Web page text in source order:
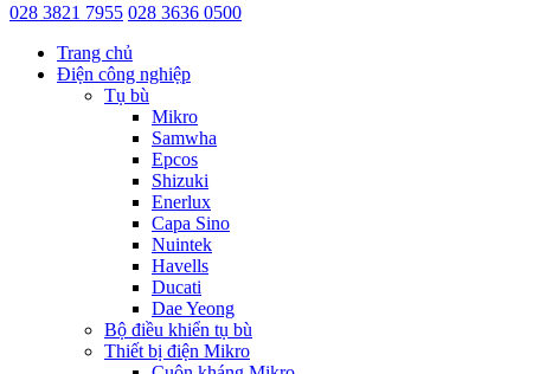
028 3821 7955 028 3636 0500
Trang chủ
Điện công nghiệp
Tụ bù
Mikro
Samwha
Epcos
Shizuki
Enerlux
Capa Sino
Nuintek
Havells
Ducati
Dae Yeong
Bộ điều khiển tụ bù
Thiết bị điện Mikro